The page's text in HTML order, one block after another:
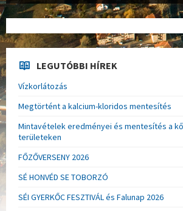
LEGUTÓBBI HÍREK
Vízkorlátozás
Megtörtént a kalcium-kloridos mentesítés
Mintavételek eredményei és mentesítés a
területeken
FŐZŐVERSENY 2026
SÉ HONVÉD SE TOBORZÓ
SÉI GYERKŐC FESZTIVÁL és Falunap 2026